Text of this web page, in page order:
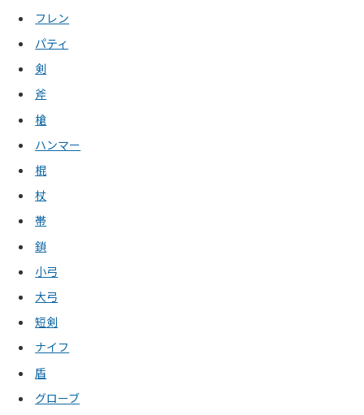
フレン
パティ
剣
斧
槍
ハンマー
棍
杖
帯
鎖
小弓
大弓
短剣
ナイフ
盾
グローブ